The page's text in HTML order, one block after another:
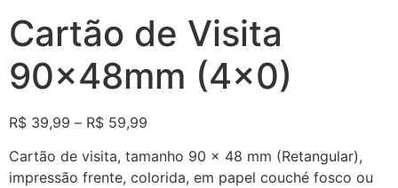
Cartão de Visita
90x48mm (4×0)
R$ 39,99 – R$ 59,99
Cartão de visita, tamanho 90 x 48 mm (Retangular),
impressão frente, colorida, em papel couché fosco ou